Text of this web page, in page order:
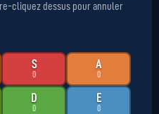
cliquez dessus pour annuler
S
0
A
0
D
0
E
0